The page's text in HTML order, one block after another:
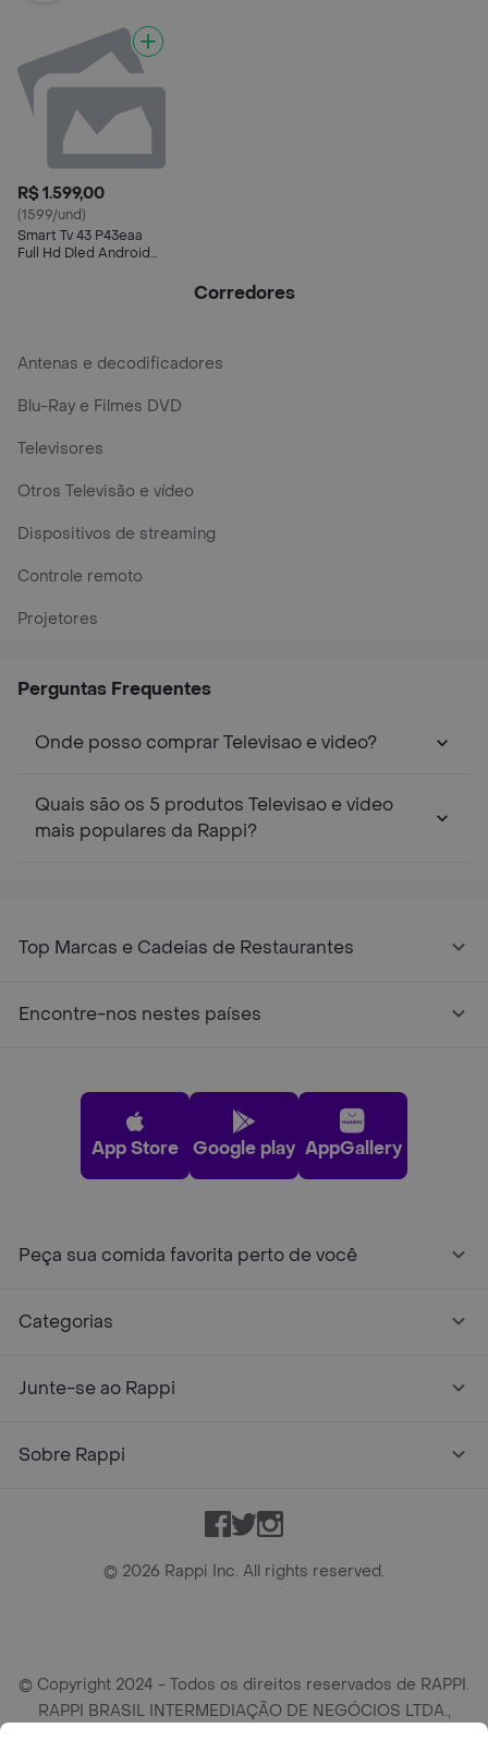
R$ 1.599,00
(1599/und)
Smart Tv 43 P43eaa
Full Hd Dled Android
Corredores
Antenas e decodificadores
Blu-Ray e Filmes DVD
Televisores
Otros Televisão e vídeo
Dispositivos de streaming
Controle remoto
Projetores
Perguntas Frequentes
Onde posso comprar Televisao e video?
Quais são os 5 produtos Televisao e video
mais populares da Rappi?
Top Marcas e Cadeias de Restaurantes
Encontre-nos nestes países
App Store Google play AppGallery
Peça sua comida favorita perto de você
Categorias
Junte-se ao Rappi
Sobre Rappi
Facebook
TwitterInstagram
© 2026 Rappi Inc. All rights reserved.
© Copyright 2024 - Todos os direitos reservados de RAPPI.
RAPPI BRASIL INTERMEDIAÇÃO DE NEGÓCIOS LTDA.,